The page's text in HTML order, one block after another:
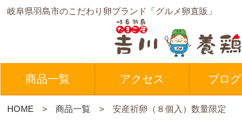
岐阜県羽島市のこだわり卵ブランド「グルメ卵直販」
商品一覧 アクセス ブログ
HOME 商品一覧 安産祈卵（８個入）数量限定